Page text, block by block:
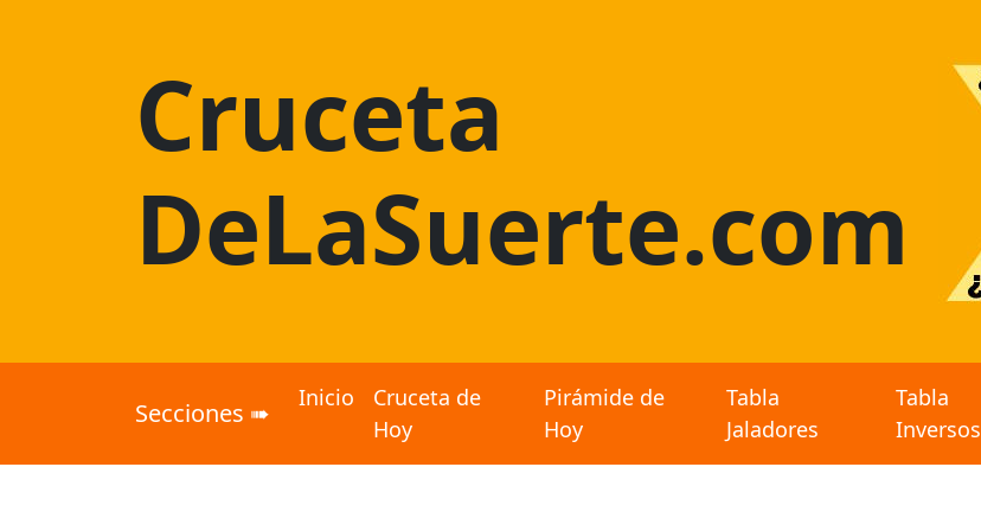
Cruceta
DeLaSuerte.com
Secciones ➠ Inicio
Cruceta de
Hoy
Pirámide de
Hoy
Tabla
Jaladores
Tabla
Inversos